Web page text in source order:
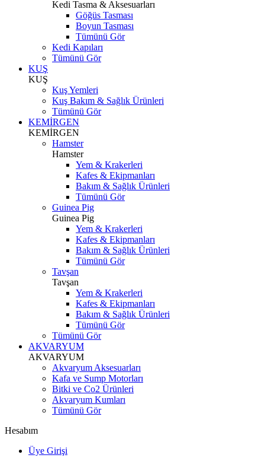
Kedi Tasma & Aksesuarları
Göğüs Tasması
Boyun Tasması
Tümünü Gör
Kedi Kapıları
Tümünü Gör
KUŞ
KUŞ
Kuş Yemleri
Kuş Bakım & Sağlık Ürünleri
Tümünü Gör
KEMİRGEN
KEMİRGEN
Hamster
Hamster
Yem & Krakerleri
Kafes & Ekipmanları
Bakım & Sağlık Ürünleri
Tümünü Gör
Guinea Pig
Guinea Pig
Yem & Krakerleri
Kafes & Ekipmanları
Bakım & Sağlık Ürünleri
Tümünü Gör
Tavşan
Tavşan
Yem & Krakerleri
Kafes & Ekipmanları
Bakım & Sağlık Ürünleri
Tümünü Gör
Tümünü Gör
AKVARYUM
AKVARYUM
Akvaryum Aksesuarları
Kafa ve Sump Motorları
Bitki ve Co2 Ürünleri
Akvaryum Kumları
Tümünü Gör
Hesabım
Üye Girişi